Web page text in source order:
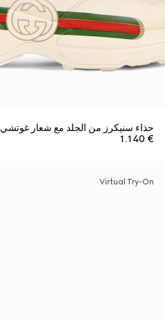
حذاء سنيكرز من الجلد مع شعار غوتشي
€ 1.140
Virtual Try-On